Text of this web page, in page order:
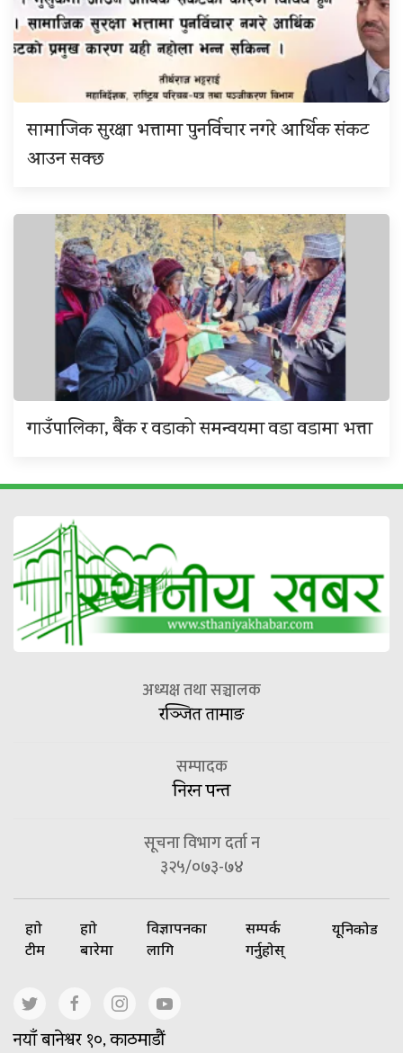
सामाजिक सुरक्षा भत्तामा पुनर्विचार नगरे आर्थिक संकट
आउन सक्छ
गाउँपालिका, बैंक र वडाको समन्वयमा वडा वडामा भत्ता
अध्यक्ष तथा सञ्चालक
रञ्जित तामाङ
सम्पादक
निरन पन्त
सूचना विभाग दर्ता न
३२५/०७३-७४
हाम्रो
टीम
हाम्रो
बारेमा
विज्ञापनका
लागि
सम्पर्क
गर्नुहोस्
यूनिकोड
नयाँ बानेश्वर १०, काठमाडौं